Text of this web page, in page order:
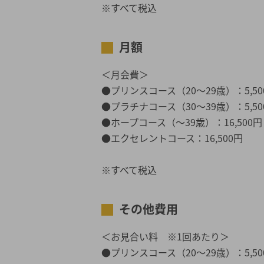
※すべて税込
月額
＜月会費＞
●プリンスコース（20～29歳）：
●プラチナコース（30～39歳）：
●ホープコース（～39歳）：16,500円
●エクセレントコース：16,500円
※すべて税込
その他費用
＜お見合い料 ※1回あたり＞
●プリンスコース（20～29歳）：